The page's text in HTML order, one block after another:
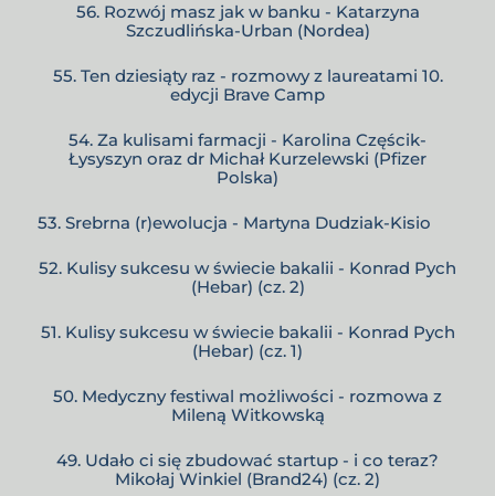
56. Rozwój masz jak w banku - Katarzyna
Szczudlińska-Urban (Nordea)
55. Ten dziesiąty raz - rozmowy z laureatami 10.
edycji Brave Camp
54. Za kulisami farmacji - Karolina Częścik-
Łysyszyn oraz dr Michał Kurzelewski (Pfizer
Polska)
53. Srebrna (r)ewolucja - Martyna Dudziak-Kisio
52. Kulisy sukcesu w świecie bakalii - Konrad Pych
(Hebar) (cz. 2)
51. Kulisy sukcesu w świecie bakalii - Konrad Pych
(Hebar) (cz. 1)
50. Medyczny festiwal możliwości - rozmowa z
Mileną Witkowską
49. Udało ci się zbudować startup - i co teraz?
Mikołaj Winkiel (Brand24) (cz. 2)